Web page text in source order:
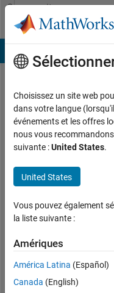
Passer au contenu
Community
Profile
龍
太
坂
本
seen:
3
il y a
depuis
Choisissez un site web
dans votre langue
événements et les offres
nous vous
suivante :United States.
United States
Vous pouvez également
la liste suivante :
Amériques
América Latina (Español)
Canada (English)